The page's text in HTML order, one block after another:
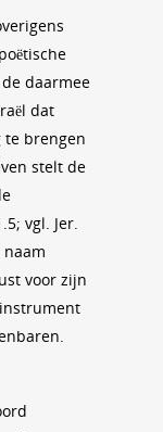
daarmee
dat
te brengen
stelt de
vgl. Jer.
naam
voor zijn